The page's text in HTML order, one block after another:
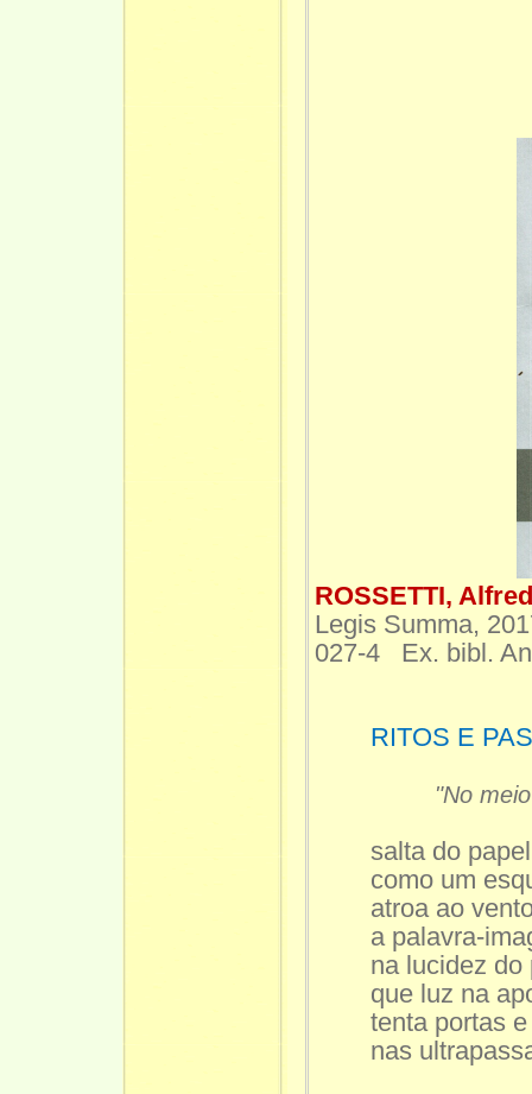
ROSSETTI,
Legis Summa,
027-4 Ex. bibl.
RITOS E
"No
salta do papel
como um
atroa ao
a palavra-
na lucidez do
que luz na
tenta portas
nas